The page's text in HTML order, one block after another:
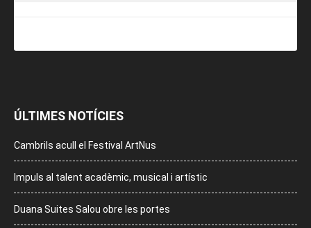
ÚLTIMES NOTÍCIES
Cambrils acull el Festival ArtNus
Impuls al talent acadèmic, musical i artístic
Duana Suites Salou obre les portes